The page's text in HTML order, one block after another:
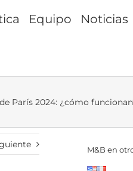
Equipo Noticias
París 2024: ¿cómo
M&B en